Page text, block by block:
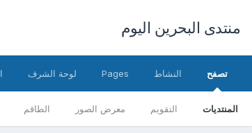
منتدى البحرين اليوم
تصفح
المنتديات التقويم معرض الصور الطاقم
النشاط Pages لوحة الشرف